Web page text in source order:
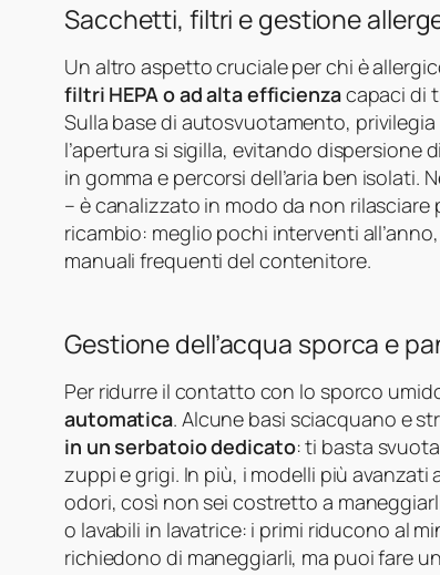
Sacchetti, filtri e gestione
Un altro aspetto cruciale per chi è
filtri HEPA o ad alta efficienzacapaci di
Sulla base di autosvuotamento, privilegia
l’apertura si sigilla, evitando dispersione
in gomma e percorsi dell’aria ben isolati.
– è canalizzato in modo da non
ricambio: meglio pochi interventi
manuali frequenti del contenitore.
Gestione dell’acqua sporca e
Per ridurre il contatto con lo sporco
automatica. Alcune basi sciacquano e
in un serbatoio dedicato: ti basta
zuppi e grigi. In più, i modelli più
odori, così non sei costretto a
o lavabili in lavatrice: i primi riducono al
richiedono di maneggiarli, ma puoi fare